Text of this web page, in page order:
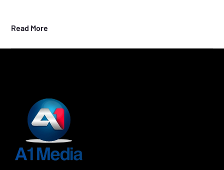
Read More